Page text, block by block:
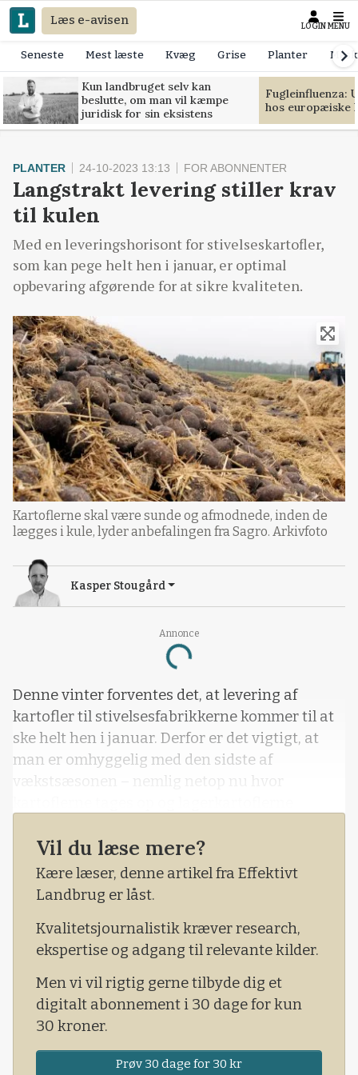
Læs e-avisen LOGIN MENU
Seneste Mest læste Kvæg Grise Planter
Kun landbruget selv kan
beslutte, om man vil kæmpe
juridisk for sin eksistens
Fugleinfluenza:
hos europæiske
Annonce
Loading...
PLANTER 24-10-2023 13:13 FOR ABONNENTER
Langstrakt levering stiller krav
til kulen
Med en leveringshorisont for stivelseskartofler,
som kan pege helt hen i januar, er optimal
opbevaring afgørende for at sikre kvaliteten.
Kartoflerne skal være sunde og afmodnede, inden de
lægges i kule, lyder anbefalingen fra Sagro. Arkivfoto
Kasper Stougård
Denne vinter forventes det, at levering af
kartofler til stivelsesfabrikkerne kommer til at
ske helt hen i januar. Derfor er det vigtigt, at
man er omhyggelig med den sidste af
vækstsæsonen – nemlig netop nu hvor
- Skånsom optagning mindsker stivelsestabet
og det samme gør en kartoffelkule, der er
placeret og etableret korrekt, siger Anette
Møller Sørensen, der er afdelingsleder for
kartoffelrådgivningen hos Sagro.
Vil du læse mere?
Kære læser, denne artikel fra Effektivt
Landbrug er låst.
Kvalitetsjournalistik kræver research,
ekspertise og adgang til relevante kilder.
Men vi vil rigtig gerne tilbyde dig et
digitalt abonnement i 30 dage for kun
30 kroner.
Prøv 30 dage for 30 kr